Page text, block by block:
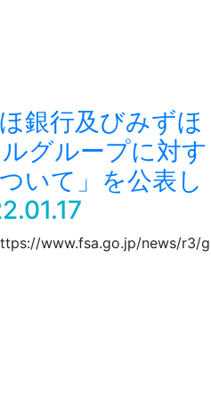
銀行及びみずほ
グループに対す
いて」を公表し
www.fsa.go.jp/news/r3/